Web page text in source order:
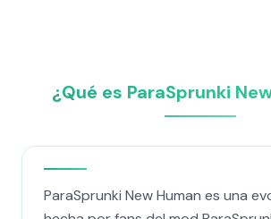
¿Qué es ParaSprunki
ParaSprunki New Human es una